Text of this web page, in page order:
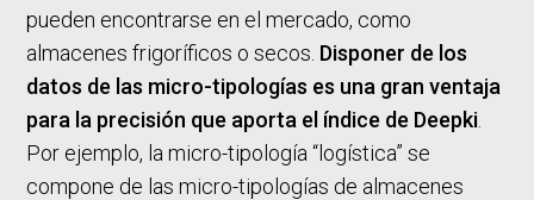
pueden encontrarse en el mercado, como
almacenes frigoríficos o secos. Disponer de los
datos de las micro-tipologías es una gran ventaja
para la precisión que aporta el índice de Deepki
Por ejemplo, la micro-tipología “logística” se
compone de las micro-tipologías de almacenes